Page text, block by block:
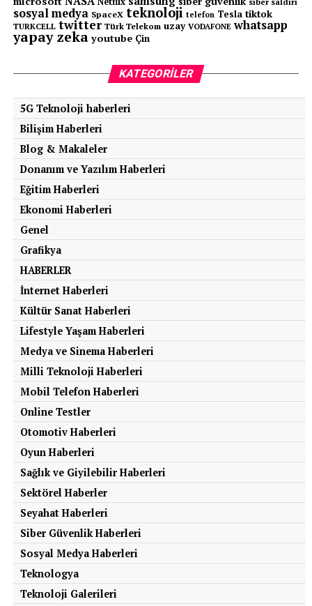
“Soğuk kaynak” ilk duyulduğunda bilim kurgu gibi
gelebilir. Ancak bu fenomen bugün hem uzay
geleceğin uzay üretim teknolojileri arasında gösteriliyor.
Uzay boşluğunda atomların davranışı, Dünya’daki
alıştığımız fizik kurallarından çok daha farklı sonuçlar
ortaya çıkarabiliyor. Ve bazen yalnızca iki metalin
birbirine dokunması bile büyük bir mühendislik sorununa
dönüşebiliyor.
Ali Değişmiş
Senin reaksiyonun hangisi?
1
KATEGORİLER: |Uzay Haberleri|
ETIKETLER: FEATURED
UZAYDA KAYNAK
SONRAKI
Gökbilimciler İlk Kez Bir Öte Uydu İçin Güçlü
Kanıt Buldu
ÖNCEKI
Starlink, Uzaydan 5G Hızında İnternet
Dönemini Başlatıyor
sosyal medya SpaceX teknoloji telefon Tesla tiktok
TURKCELL twitter Türk Telekom uzay VODAFONE whatsapp
yapay zeka youtube Çin
KATEGORILER
5G Teknoloji haberleri
Bilişim Haberleri
Blog & Makaleler
Donanım ve Yazılım Haberleri
Eğitim Haberleri
Ekonomi Haberleri
Genel
Grafikya
HABERLER
İnternet Haberleri
Kültür Sanat Haberleri
Lifestyle Yaşam Haberleri
Medya ve Sinema Haberleri
Milli Teknoloji Haberleri
Mobil Telefon Haberleri
Online Testler
Otomotiv Haberleri
Oyun Haberleri
Sağlık ve Giyilebilir Haberleri
Sektörel Haberler
Seyahat Haberleri
Siber Güvenlik Haberleri
Sosyal Medya Haberleri
Teknologya
Teknoloji Galerileri